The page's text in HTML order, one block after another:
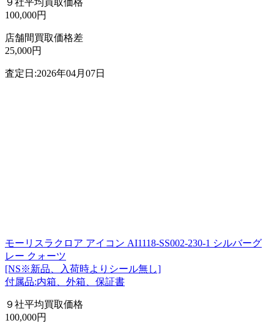
100,000円
店舗間買取価格差
25,000円
査定日:2026年04月07日
モーリスラクロア アイコン AI1118-SS002-230-1 シルバーグ
レー クォーツ
[NS※新品、入荷時よりシール無し]
付属品:内箱、外箱、保証書
９社平均買取価格
100,000円